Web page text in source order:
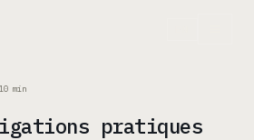
10 min
pratiques